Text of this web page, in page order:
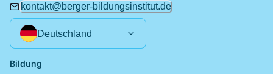
kontakt@berger-bildungsinstitut.de
Deutschland
Bildung